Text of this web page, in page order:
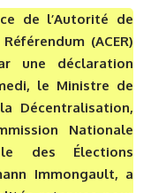
de l’Autorité de
(ACER)
une déclaration
le Ministre de
Décentralisation,
Nationale
des Élections
Immongault, a